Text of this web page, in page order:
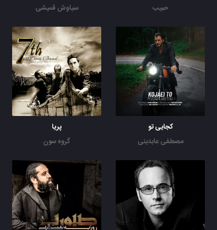
حبیب
سیاوش قمیشی
کجایی تو
مصطفی عابدینی
پریا
گروه سون